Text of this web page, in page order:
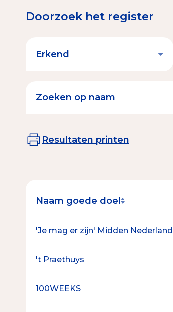
Doorzoek het register
Resultaten printen
Naam goede doel
'Je mag er zijn' Midden Nederland
't Praethuys
100WEEKS